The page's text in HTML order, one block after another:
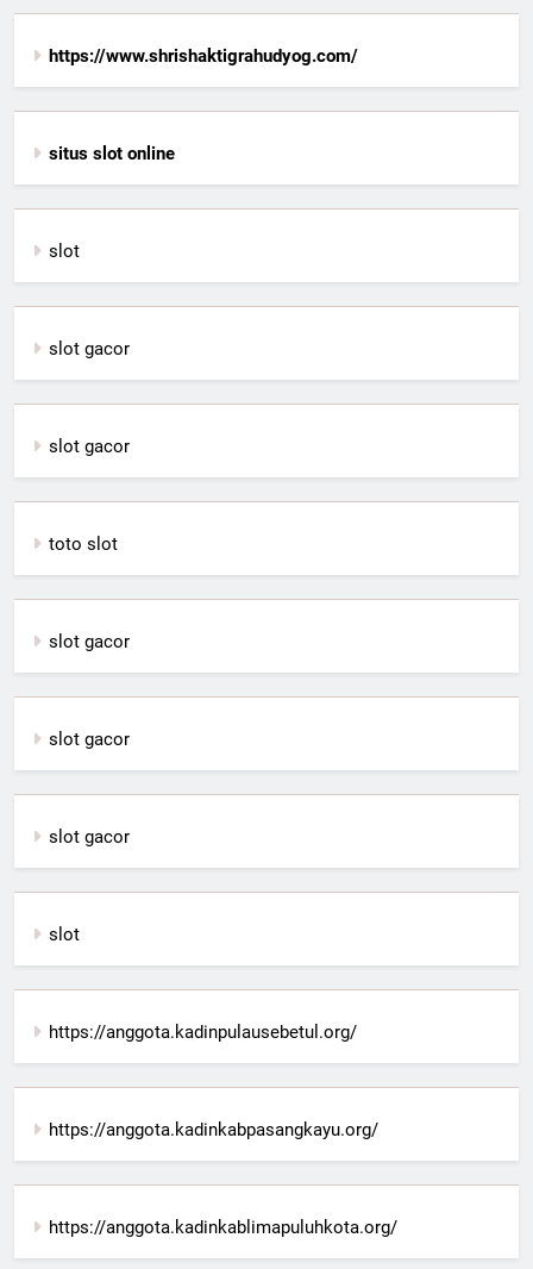
https://www.shrishaktigrahudyog.com/
situs slot online
slot
slot gacor
slot gacor
toto slot
slot gacor
slot gacor
slot gacor
slot
https://anggota.kadinpulausebetul.org/
https://anggota.kadinkabpasangkayu.org/
https://anggota.kadinkablimapuluhkota.org/